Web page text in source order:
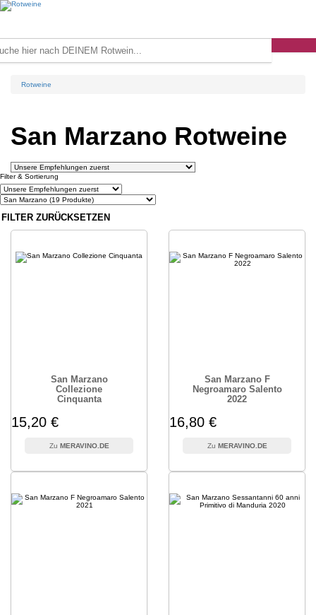
Rotweine
San Marzano Rotweine
Filter & Sortierung
FILTER ZURÜCKSETZEN
San Marzano
Collezione
Cinquanta
15,20 €
MERAVINO.DE
San Marzano F
Negroamaro Salento
2022
16,80 €
MERAVINO.DE